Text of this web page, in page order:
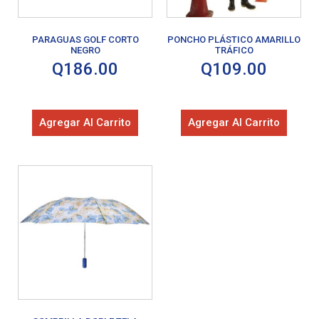
PARAGUAS GOLF CORTO
NEGRO
Q186.00
Agregar Al Carrito
PONCHO PLÁSTICO AMARILLO
TRÁFICO
Q109.00
Agregar Al Carrito